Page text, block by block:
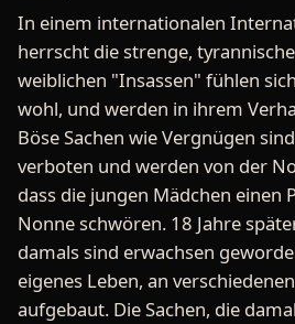
In einem internationalen
herrscht die strenge,
weiblichen "Insassen" fühlen
wohl, und werden in ihrem
Böse Sachen wie Vergnügen
verboten und werden von der
dass die jungen Mädchen einen
Nonne schwören. 18 Jahre
damals sind erwachsen
eigenes Leben, an
aufgebaut. Die Sachen, die